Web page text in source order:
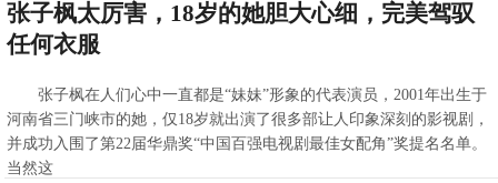
2020-10-10 11:42:17
张子枫太厉害，18岁的她胆大心细，完美驾驭
任何衣服
张子枫在人们心中一直都是“妹妹”形象的代表演员，2001年出生于
河南省三门峡市的她，仅18岁就出演了很多部让人印象深刻的影视剧，
并成功入围了第22届华鼎奖“中国百强电视剧最佳女配角”奖提名名单。
当然这